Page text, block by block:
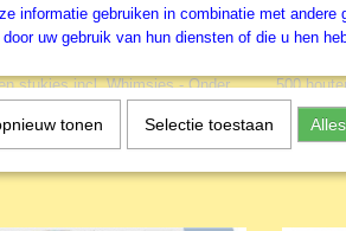
De Zee - 500 stukjes
stukjes incl. Whimsies - Onder
- Wilde
500
Tuin
€ 29,99
informatie gebruiken in combinatie met
uw gebruik van hun diensten of die u hen
tonen Selectie toestaan